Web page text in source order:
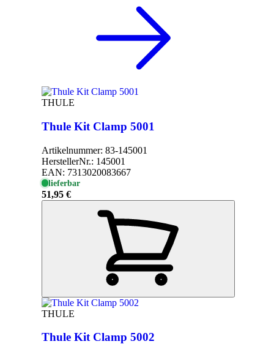
THULE
Thule Kit Clamp 5001
Artikelnummer: 83-145001
HerstellerNr.: 145001
EAN: 7313020083667
lieferbar
51,95 €
THULE
Thule Kit Clamp 5002